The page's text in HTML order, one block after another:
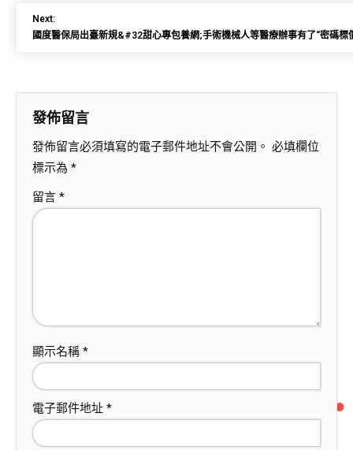
Next:
國度醫保局出臺新規&#32甜心專包養網;手術機械人等醫療辦事有了“密碼標
發佈留言
發佈留言必須填寫的電子郵件地址不會公開。 必填欄位
標示為 *
留言 *
顯示名稱 *
電子郵件地址 *